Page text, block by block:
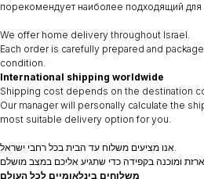
порекомендует наиболее подходящий для
We offer home delivery throughout Israel.
Each order is carefully prepared and
condition.
International shipping worldwide
Shipping cost depends on the destination
Our manager will personally calculate the
most suitable delivery option for you.
אנו מציעים משלוח עד הבית בכל רחבי ישראל.
משלוחים בינלאומיים לכל העולם